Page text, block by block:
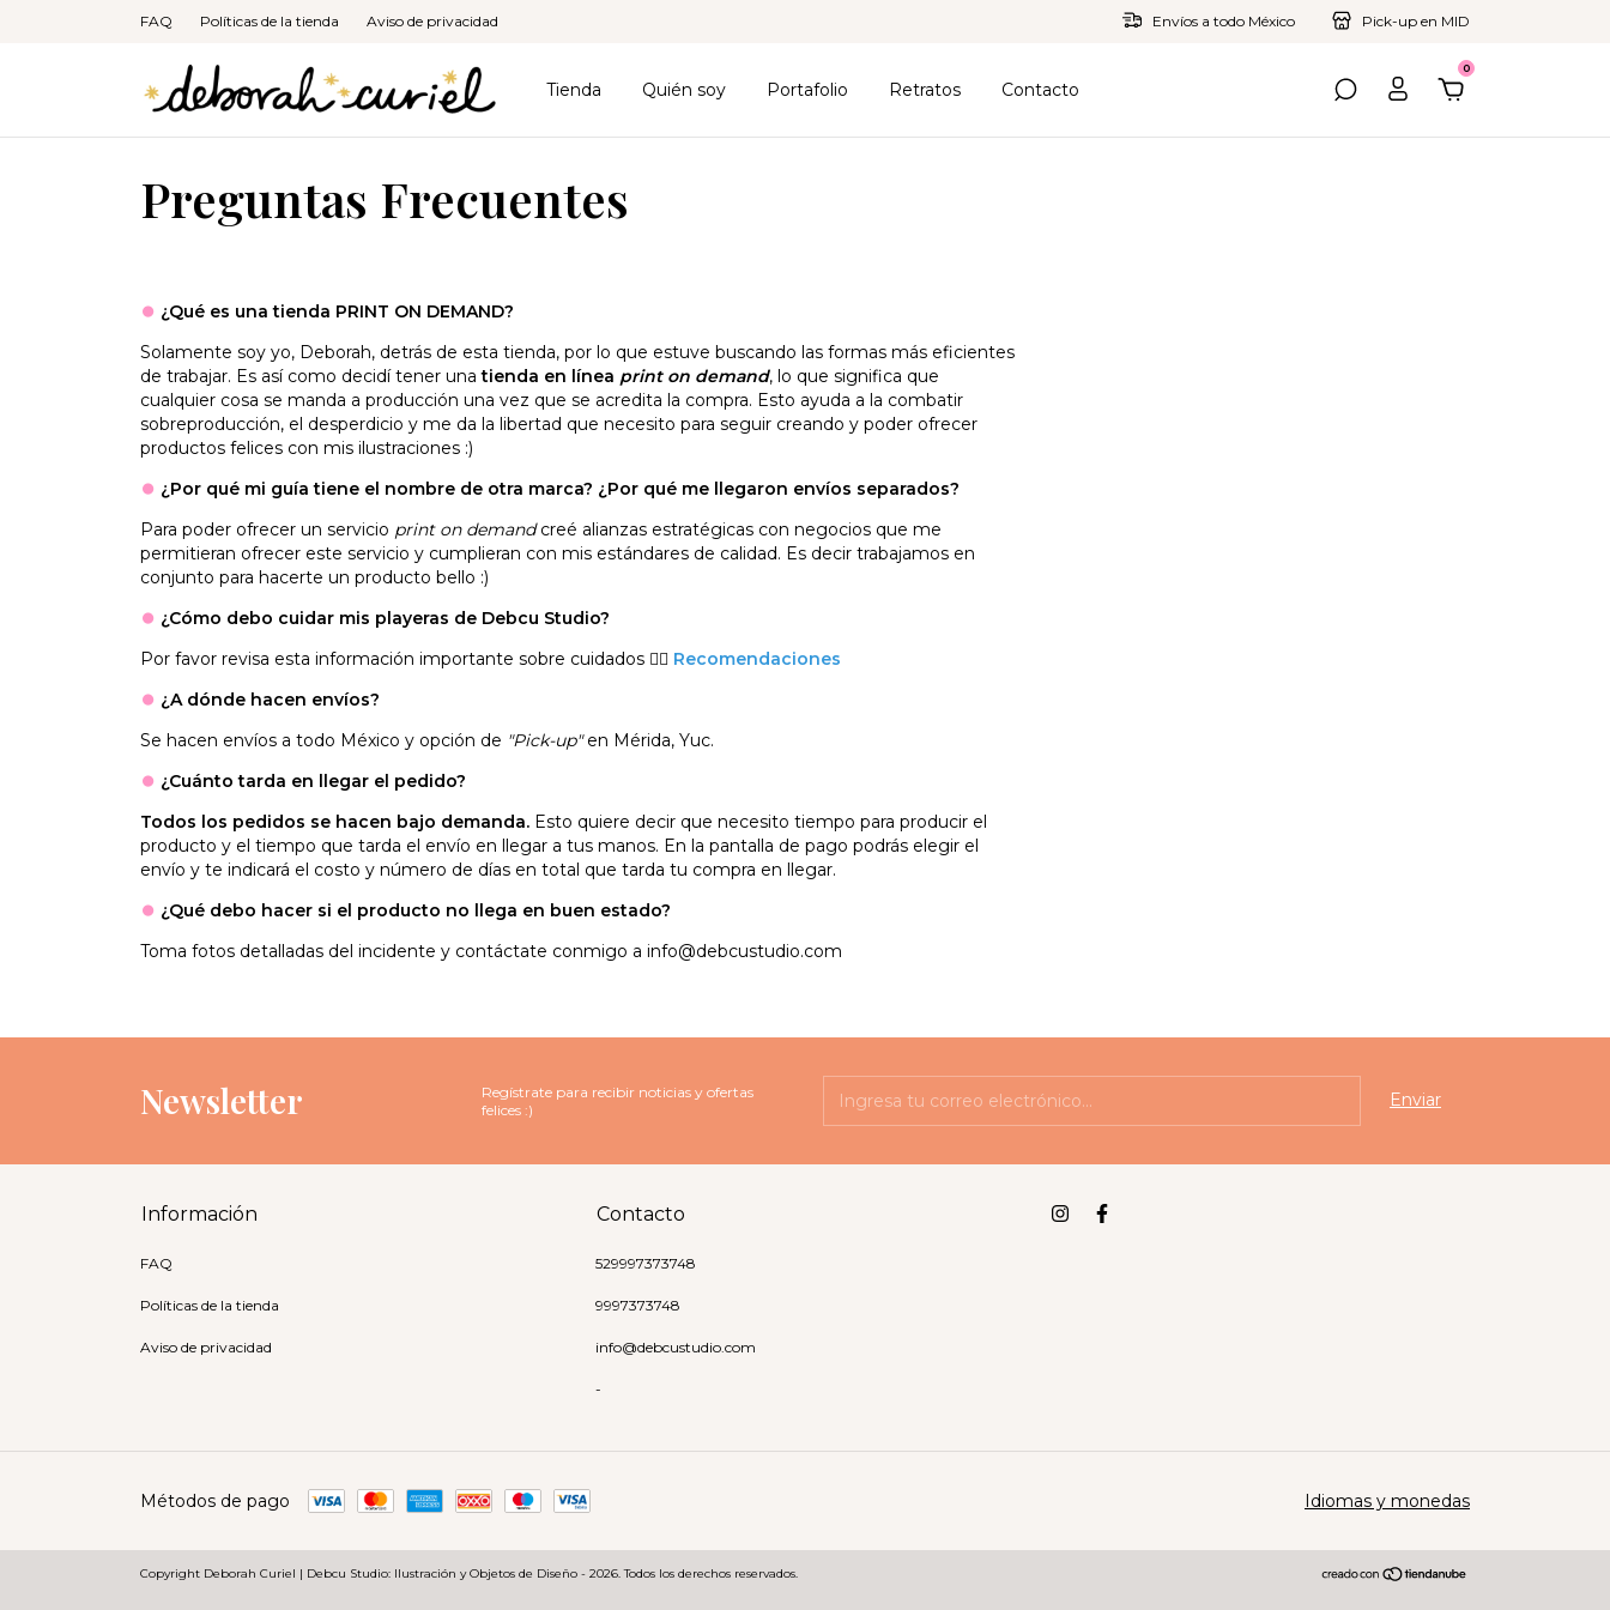
FAQ Políticas de la tienda Aviso de privacidad Envíos a todo México Pick-up en MID
Tienda Quién soy Portafolio Retratos Contacto
0
Preguntas Frecuentes
⏺ ¿Qué es una tienda PRINT ON DEMAND?
Solamente soy yo, Deborah, detrás de esta tienda, por lo que estuve buscando las formas más eficientes
de trabajar. Es así como decidí tener unatienda en línea print on demand, lo que significa que
cualquier cosa se manda a producción una vez que se acredita la compra. Esto ayuda a la combatir
sobreproducción, el desperdicio y me da la libertad que necesito para seguir creando y poder ofrecer
productos felices con mis ilustraciones :)
⏺ ¿Por qué mi guía tiene el nombre de otra marca? ¿Por qué me llegaron envíos separados?
Para poder ofrecer un servicio print on demandcreé alianzas estratégicas con negocios que me
permitieran ofrecer este servicio y cumplieran con mis estándares de calidad. Es decir trabajamos en
conjunto para hacerte un producto bello :)
⏺ ¿Cómo debo cuidar mis playeras de Debcu Studio?
Por favor revisa esta información importante sobre cuidados 👉🏻 Recomendaciones
⏺ ¿A dónde hacen envíos?
Se hacen envíos a todo México y opción de "Pick-up"en Mérida, Yuc.
⏺ ¿Cuánto tarda en llegar el pedido?
Todos los pedidos se hacen bajo demanda. Esto quiere decir que necesito tiempo para producir el
producto y el tiempo que tarda el envío en llegar a tus manos. En la pantalla de pago podrás elegir el
envío y te indicará el costo y número de días en total que tarda tu compra en llegar.
⏺ ¿Qué debo hacer si el producto no llega en buen estado?
Toma fotos detalladas del incidente y contáctate conmigo a info@debcustudio.com
Newsletter
Regístrate para recibir noticias y ofertas
felices :)
Información
FAQ
Políticas de la tienda
Aviso de privacidad
Contacto
529997373748
9997373748
info@debcustudio.com
-
Métodos de pago Idiomas y monedas
Copyright Deborah Curiel | Debcu Studio: Ilustración y Objetos de Diseño - 2026. Todos los derechos reservados.